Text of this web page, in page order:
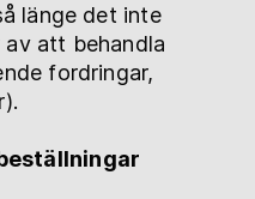
länge det inte
att behandla
fordringar,